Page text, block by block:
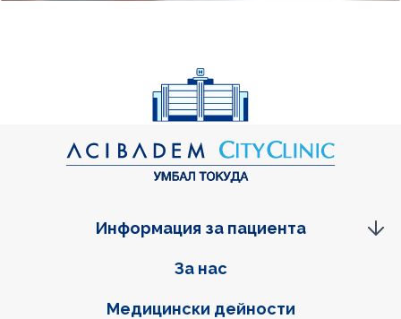
Фуутер навигация
За нас
Медицински дейности
Информация за пациента